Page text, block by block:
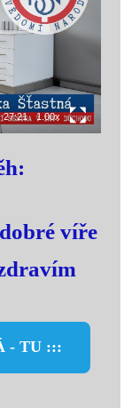
27:21 1.00x
víře
- TU :::